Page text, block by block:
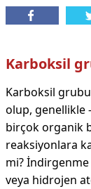
Karboksil
Karboksil
olup, genellikle
birçok organik
reaksiyonlara
mi?
veya hidrojen